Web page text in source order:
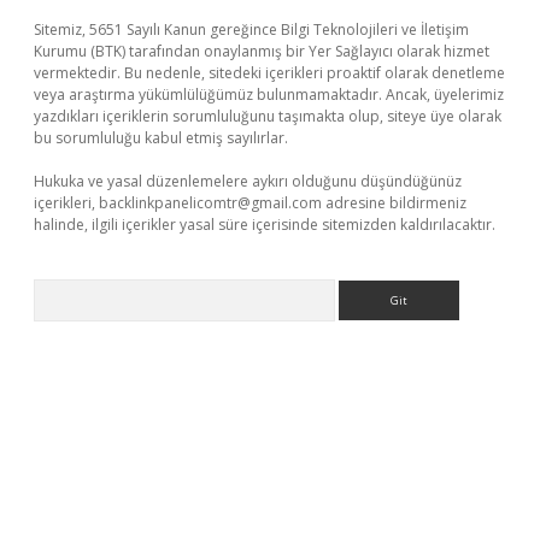
Sitemiz, 5651 Sayılı Kanun gereğince Bilgi Teknolojileri ve İletişim
Kurumu (BTK) tarafından onaylanmış bir Yer Sağlayıcı olarak hizmet
vermektedir. Bu nedenle, sitedeki içerikleri proaktif olarak denetleme
veya araştırma yükümlülüğümüz bulunmamaktadır. Ancak, üyelerimiz
yazdıkları içeriklerin sorumluluğunu taşımakta olup, siteye üye olarak
bu sorumluluğu kabul etmiş sayılırlar.
Hukuka ve yasal düzenlemelere aykırı olduğunu düşündüğünüz
içerikleri, backlinkpanelicomtr@gmail.com adresine bildirmeniz
halinde, ilgili içerikler yasal süre içerisinde sitemizden kaldırılacaktır.